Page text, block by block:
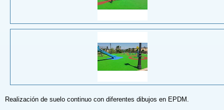
Realización de suelo continuo con diferentes dibujos en EPDM.